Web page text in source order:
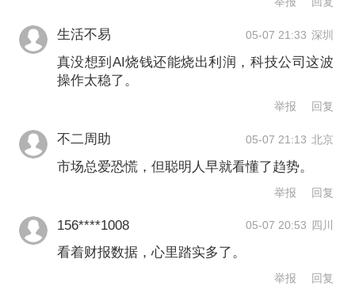
力产生什么影响？”魏斯伯格提出，目前
需要密切关注净资产收益率（ROE）的
变动。受资本支出大幅增加影响资产周
转率所致，云服务巨头的ROE已经在下
滑，整个科技行业的ROE预计也会走
低。在ROE的构成中，由于资产端
变“重”已成定局，利润率的支撑便显得尤
为重要。
在这一逻辑下，市场正密切关注资本支
生活不易 05-07 21:33 深圳
真没想到AI烧钱还能烧出利润，科技公司这波
操作太稳了。
举报 回复
不二周助 05-07 21:13 北京
市场总爱恐慌，但聪明人早就看懂了趋势。
举报 回复
156****1008 05-07 20:53 四川
看着财报数据，心里踏实多了。
举报 回复